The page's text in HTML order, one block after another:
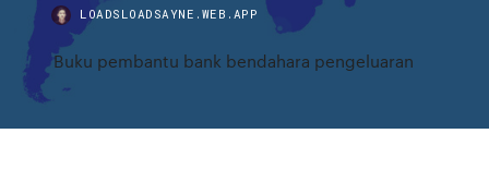
LOADSLOADSAYNE.WEB.APP
Buku pembantu bank bendahara pengeluaran